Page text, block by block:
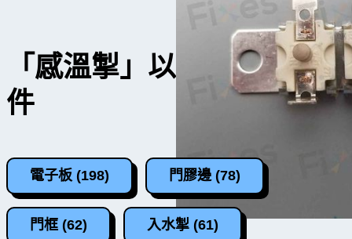
「感溫掣」以外的洗衣機零
件
電子板 (198) 門膠邊 (78)
門框 (62) 入水掣 (61)